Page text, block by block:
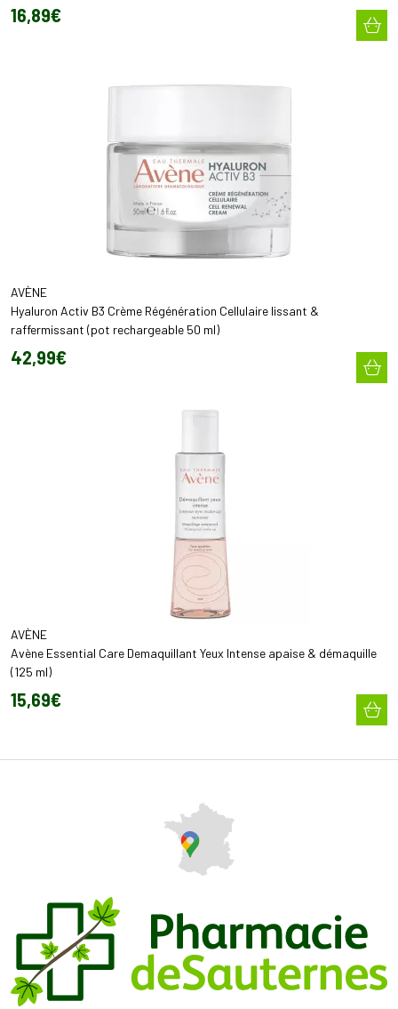
16,89€
AVÈNE
Hyaluron Activ B3 Crème Régénération Cellulaire lissant &
raffermissant (pot rechargeable 50 ml)
42,99€
AVÈNE
Avène Essential Care Demaquillant Yeux Intense apaise & démaquille
(125 ml)
15,69€